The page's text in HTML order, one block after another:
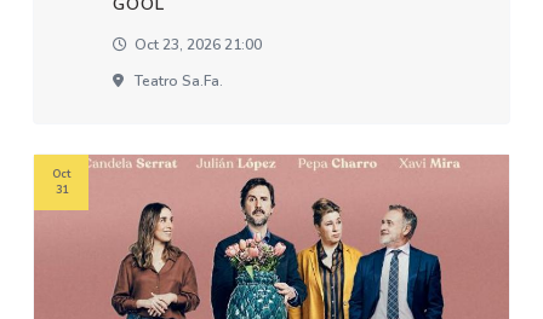
Oct 23, 2026 21:00
Teatro Sa.fa.
Oct
31